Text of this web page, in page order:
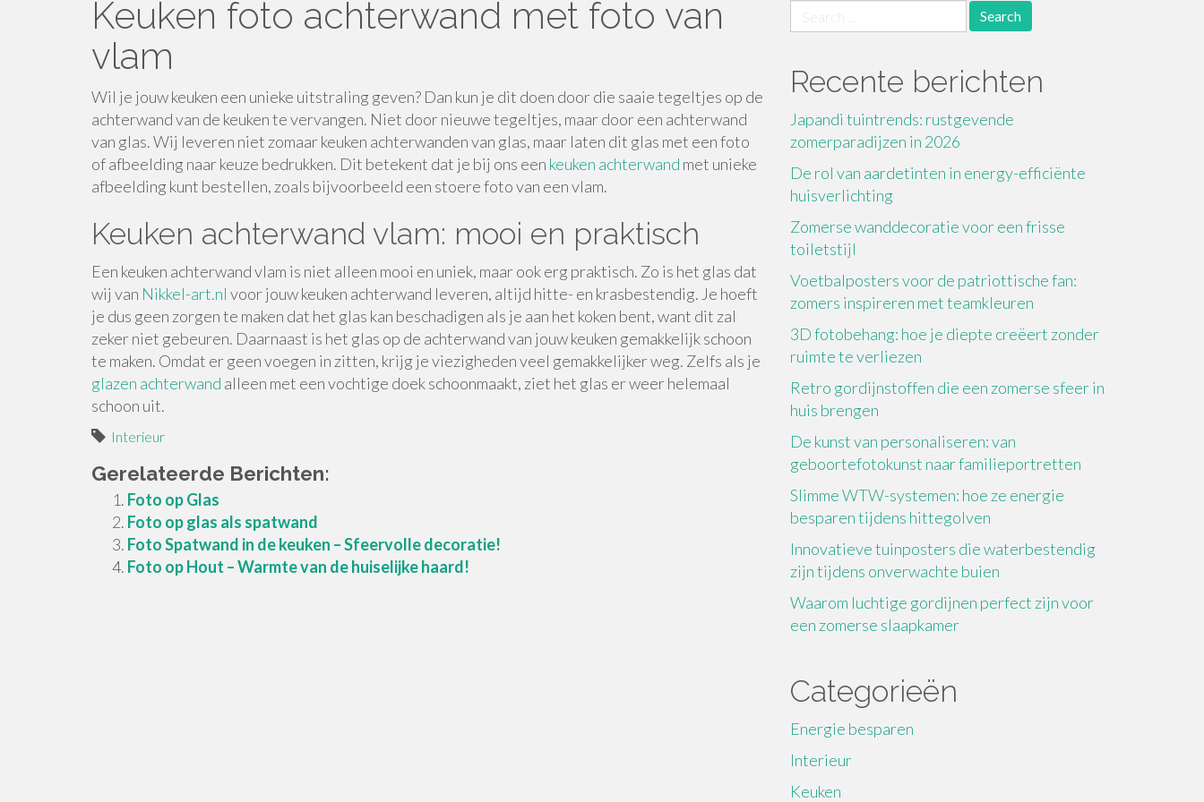
Keuken foto achterwand met foto van
vlam
Wil je jouw keuken een unieke uitstraling geven? Dan kun je dit doen door die saaie tegeltjes op de
achterwand van de keuken te vervangen. Niet door nieuwe tegeltjes, maar door een achterwand
van glas. Wij leveren niet zomaar keuken achterwanden van glas, maar laten dit glas met een foto
of afbeelding naar keuze bedrukken. Dit betekent dat je bij ons een keuken achterwand met unieke
afbeelding kunt bestellen, zoals bijvoorbeeld een stoere foto van een vlam.
Keuken achterwand vlam: mooi en praktisch
Een keuken achterwand vlam is niet alleen mooi en uniek, maar ook erg praktisch. Zo is het glas dat
wij van Nikkel-art.nl voor jouw keuken achterwand leveren, altijd hitte- en krasbestendig. Je hoeft
je dus geen zorgen te maken dat het glas kan beschadigen als je aan het koken bent, want dit zal
zeker niet gebeuren. Daarnaast is het glas op de achterwand van jouw keuken gemakkelijk schoon
te maken. Omdat er geen voegen in zitten, krijg je viezigheden veel gemakkelijker weg. Zelfs als je
glazen achterwand alleen met een vochtige doek schoonmaakt, ziet het glas er weer helemaal
schoon uit.
Interieur
Gerelateerde Berichten:
Foto op Glas
Foto op glas als spatwand
Foto Spatwand in de keuken – Sfeervolle decoratie!
Foto op Hout – Warmte van de huiselijke haard!
for:
Recente berichten
Japandi tuintrends: rustgevende
zomerparadijzen in 2026
De rol van aardetinten in energy-efficiënte
huisverlichting
Zomerse wanddecoratie voor een frisse
toiletstijl
Voetbalposters voor de patriottische fan:
zomers inspireren met teamkleuren
3D fotobehang: hoe je diepte creëert zonder
ruimte te verliezen
Retro gordijnstoffen die een zomerse sfeer in
huis brengen
De kunst van personaliseren: van
geboortefotokunst naar familieportretten
Slimme WTW-systemen: hoe ze energie
besparen tijdens hittegolven
Innovatieve tuinposters die waterbestendig
zijn tijdens onverwachte buien
Waarom luchtige gordijnen perfect zijn voor
een zomerse slaapkamer
Categorieën
Energie besparen
Interieur
Keuken